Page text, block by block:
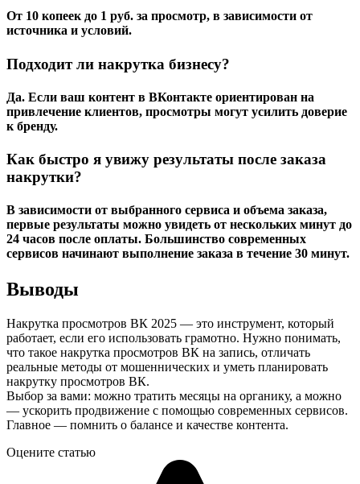
От 10 копеек до 1 руб. за просмотр, в зависимости от
источника и условий.
Подходит ли накрутка бизнесу?
Да. Если ваш контент в ВКонтакте ориентирован на
привлечение клиентов, просмотры могут усилить доверие
к бренду.
Как быстро я увижу результаты после заказа
накрутки?
В зависимости от выбранного сервиса и объема заказа,
первые результаты можно увидеть от нескольких минут до
24 часов после оплаты. Большинство современных
сервисов начинают выполнение заказа в течение 30 минут.
Выводы
Накрутка просмотров ВК 2025 — это инструмент, который
работает, если его использовать грамотно. Нужно понимать,
что такое накрутка просмотров ВК на запись, отличать
реальные методы от мошеннических и уметь планировать
накрутку просмотров ВК.
Выбор за вами: можно тратить месяцы на органику, а можно
— ускорить продвижение с помощью современных сервисов.
Главное — помнить о балансе и качестве контента.
Оцените статью